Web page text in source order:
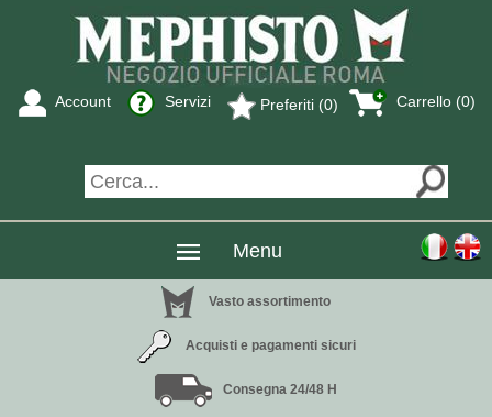
Carrello (0)
Preferiti (0)
Servizi
Account
Menu
Vasto assortimento
Acquisti e pagamenti sicuri
Consegna 24/48 H